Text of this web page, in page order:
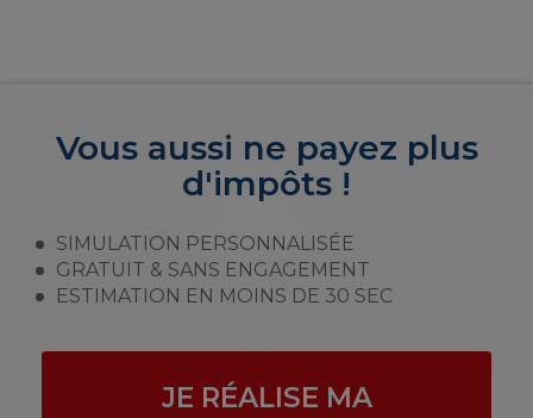
Vous aussi ne payez plus
d'impôts !
SIMULATION PERSONNALISÉE
GRATUIT & SANS ENGAGEMENT
ESTIMATION EN MOINS DE 30 SEC
JE RÉALISE MA